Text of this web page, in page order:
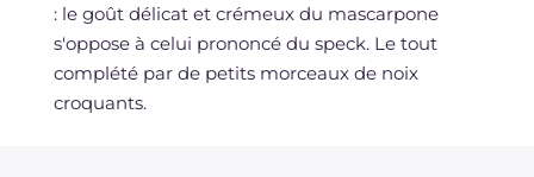
: le goût délicat et crémeux du mascarpone
s'oppose à celui prononcé du speck. Le tout
complété par de petits morceaux de noix
croquants.